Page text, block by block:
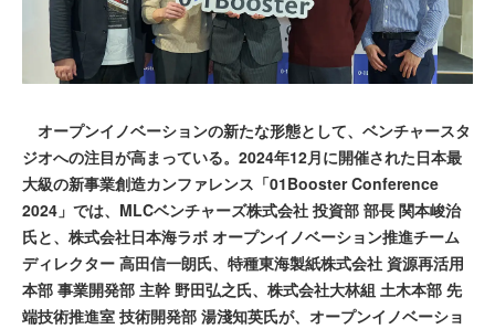
オープンイノベーションの新たな形態として、ベンチャースタ
ジオへの注目が高まっている。2024年12月に開催された日本最
大級の新事業創造カンファレンス「01Booster Conference
2024」では、MLCベンチャーズ株式会社 投資部 部長 関本峻治
氏と、株式会社日本海ラボ オープンイノベーション推進チーム
ディレクター 高田信一朗氏、特種東海製紙株式会社 資源再活用
本部 事業開発部 主幹 野田弘之氏、株式会社大林組 土木本部 先
端技術推進室 技術開発部 湯淺知英氏が、オープンイノベーショ